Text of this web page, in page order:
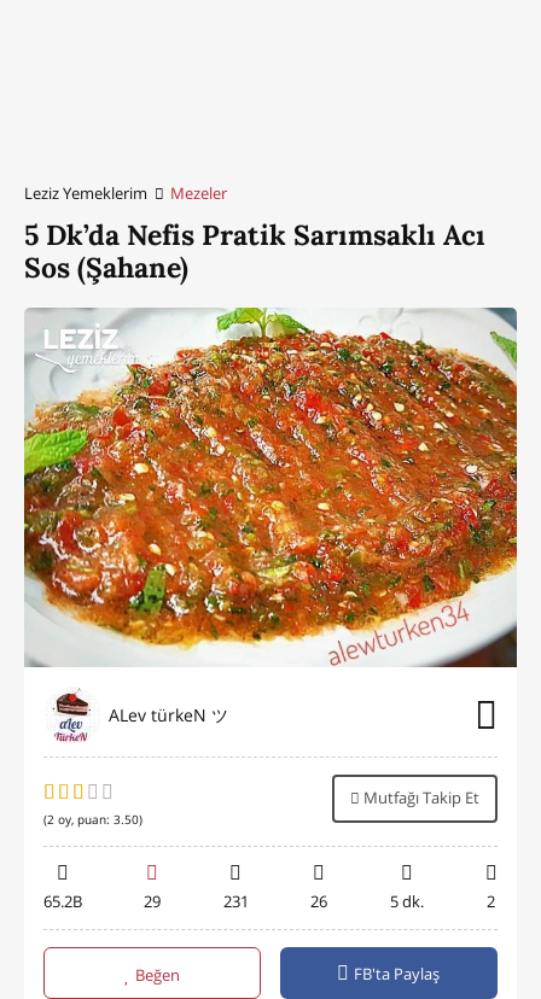
Leziz Yemeklerim Mezeler
5 Dk’da Nefis Pratik Sarımsaklı Acı
Sos (Şahane)
ALev türkeN ツ
(2 oy, puan: 3.50)
Mutfağı Takip Et
65.2B 29 231 26 5 dk. 2
Beğen FB'ta Paylaş